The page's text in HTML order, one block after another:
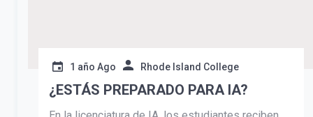
1 año Ago Rhode Island College
¿ESTÁS PREPARADO PARA IA?